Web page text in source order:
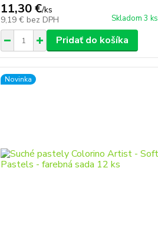
11,30 €/ks
9,19 € bez DPH Skladom 3 ks
Pridať do košíka
Novinka